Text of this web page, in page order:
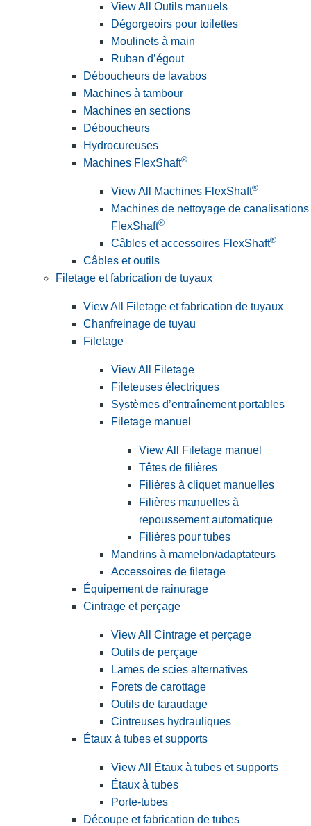
View All Outils manuels
Dégorgeoirs pour toilettes
Moulinets à main
Ruban d’égout
Déboucheurs de lavabos
Machines à tambour
Machines en sections
Déboucheurs
Hydrocureuses
Machines FlexShaft®
View All Machines FlexShaft®
Machines de nettoyage de canalisations
FlexShaft®
Câbles et accessoires FlexShaft®
Câbles et outils
Filetage et fabrication de tuyaux
View All Filetage et fabrication de tuyaux
Chanfreinage de tuyau
Filetage
View All Filetage
Fileteuses électriques
Systèmes d’entraînement portables
Filetage manuel
View All Filetage manuel
Têtes de filières
Filières à cliquet manuelles
Filières manuelles à
repoussement automatique
Filières pour tubes
Mandrins à mamelon/adaptateurs
Accessoires de filetage
Équipement de rainurage
Cintrage et perçage
View All Cintrage et perçage
Outils de perçage
Lames de scies alternatives
Forets de carottage
Outils de taraudage
Cintreuses hydrauliques
Étaux à tubes et supports
View All Étaux à tubes et supports
Étaux à tubes
Porte-tubes
Découpe et fabrication de tubes